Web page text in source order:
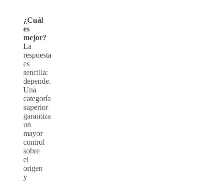
¿Cuál
es
mejor?
La
respuesta
es
sencilla:
depende.
Una
categoría
superior
garantiza
un
mayor
control
sobre
el
origen
y